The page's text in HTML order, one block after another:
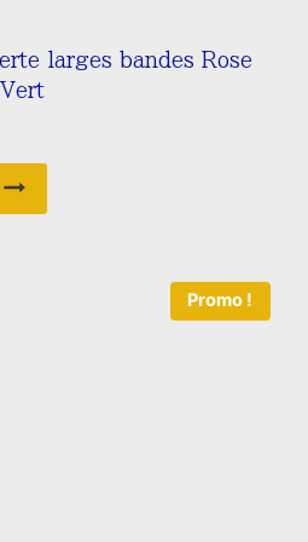
larges bandes Rose
Promo !